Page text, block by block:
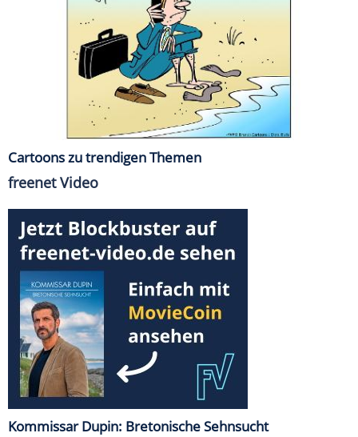
Cartoons zu trendigen Themen
freenet Video
Kommissar Dupin: Bretonische Sehnsucht